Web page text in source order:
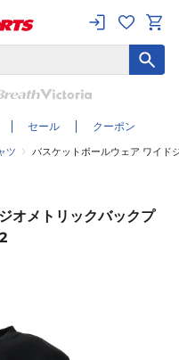
セール クーポン
ツ バスケットボールウェア ワイド
オメトリックバックプ